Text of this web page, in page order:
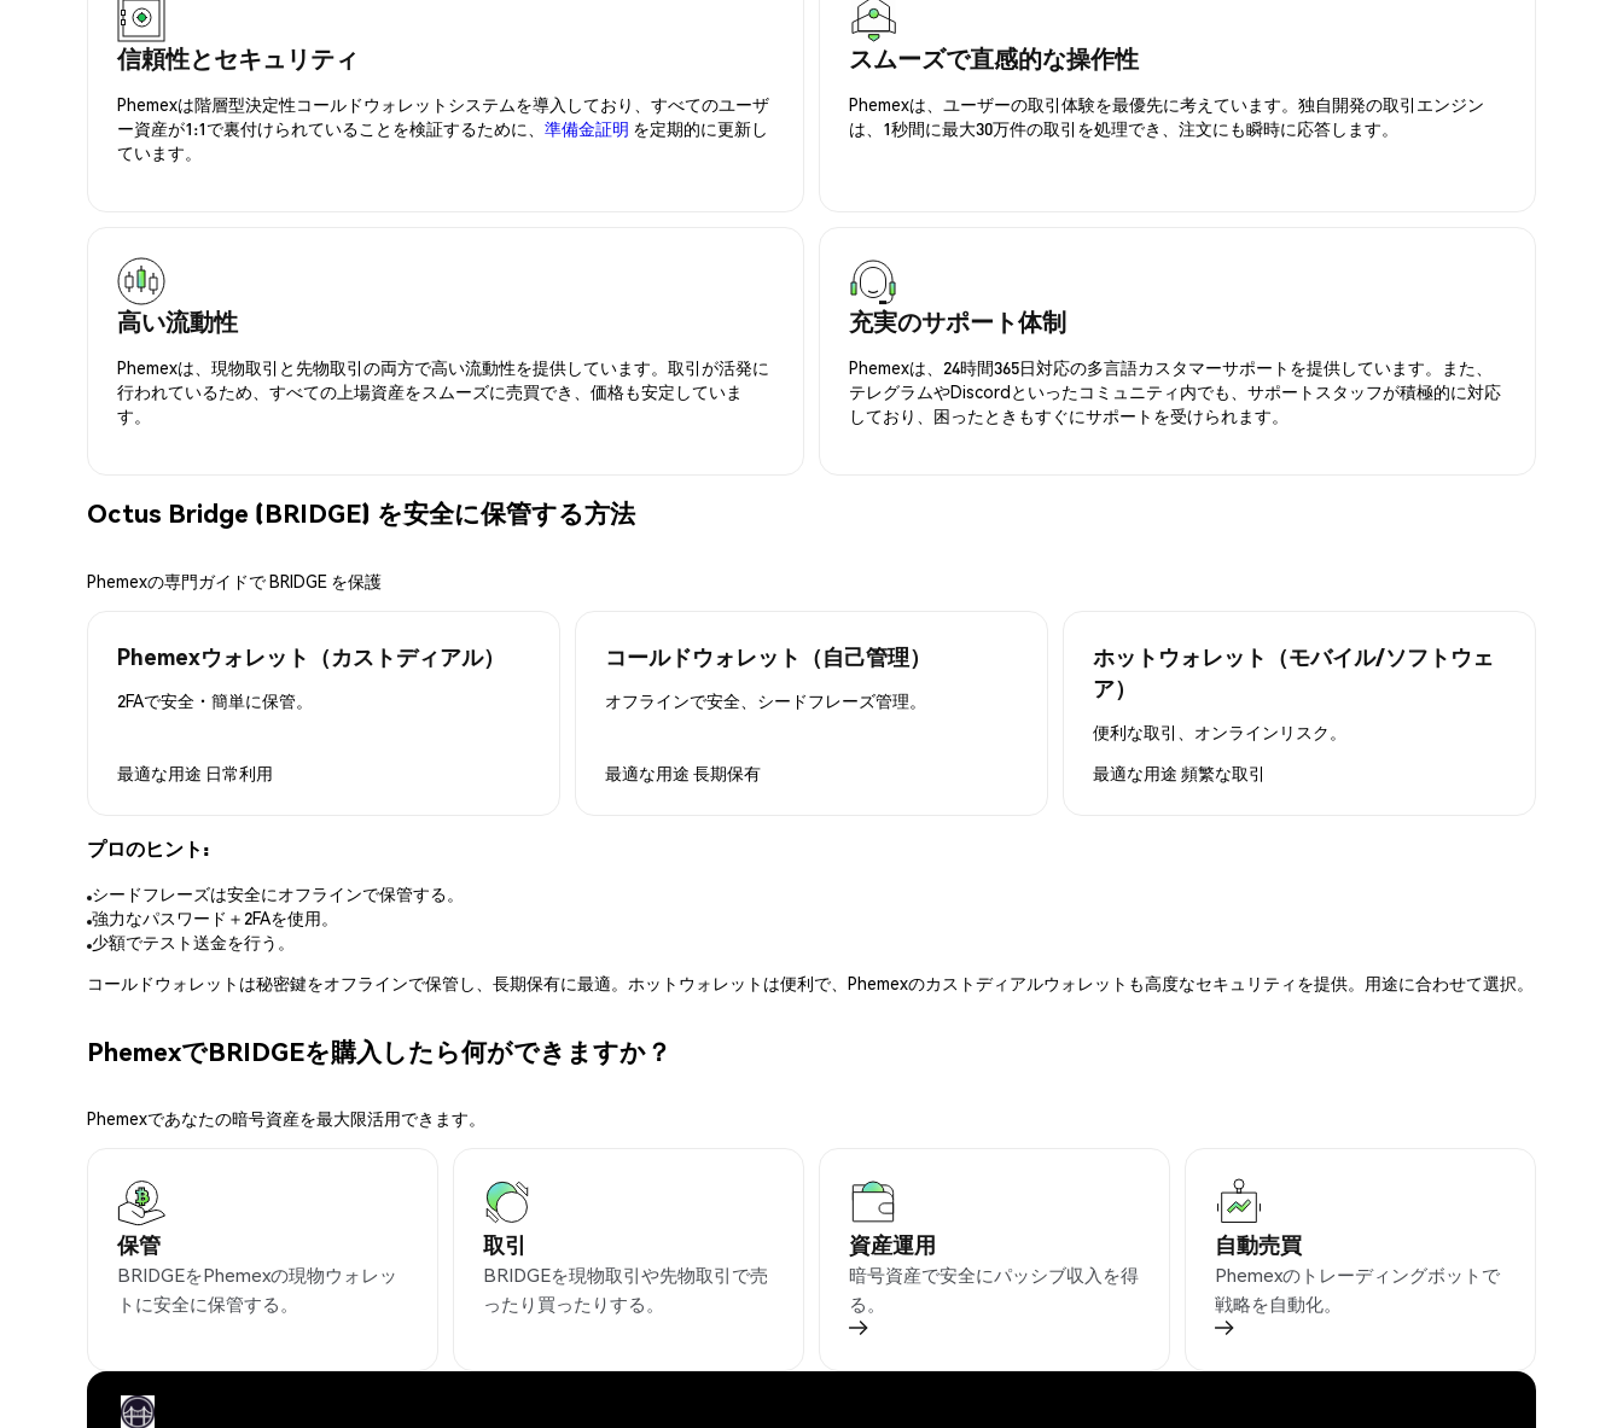
信頼性とセキュリティ
Phemexは階層型決定性コールドウォレットシステムを導入しており、すべてのユーザ
ー資産が1:1で裏付けられていることを検証するために、 準備金証明 を定期的に更新し
ています。
スムーズで直感的な操作性
Phemexは、ユーザーの取引体験を最優先に考えています。独自開発の取引エンジン
は、1秒間に最大30万件の取引を処理でき、注文にも瞬時に応答します。
高い流動性
Phemexは、現物取引と先物取引の両方で高い流動性を提供しています。取引が活発に
行われているため、すべての上場資産をスムーズに売買でき、価格も安定していま
す。
充実のサポート体制
Phemexは、24時間365日対応の多言語カスタマーサポートを提供しています。また、
テレグラムやDiscordといったコミュニティ内でも、サポートスタッフが積極的に対応
しており、困ったときもすぐにサポートを受けられます。
Octus Bridge (BRIDGE) を安全に保管する方法
Phemexの専門ガイドで BRIDGE を保護
Phemexウォレット（カストディアル）
2FAで安全・簡単に保管。
最適な用途 日常利用
コールドウォレット（自己管理）
オフラインで安全、シードフレーズ管理。
最適な用途 長期保有
ホットウォレット（モバイル/ソフトウェ
ア）
便利な取引、オンラインリスク。
最適な用途 頻繁な取引
プロのヒント:
シードフレーズは安全にオフラインで保管する。
強力なパスワード＋2FAを使用。
少額でテスト送金を行う。
コールドウォレットは秘密鍵をオフラインで保管し、長期保有に最適。ホットウォレットは便利で、Phemexのカストディアルウォレットも高度なセキュリティを提供。用途に合わせて選択。
PhemexでBRIDGEを購入したら何ができますか？
Phemexであなたの暗号資産を最大限活用できます。
保管
BRIDGEをPhemexの現物ウォレッ
トに安全に保管する。
取引
BRIDGEを現物取引や先物取引で売
ったり買ったりする。
資産運用
暗号資産で安全にパッシブ収入を得
る。
自動売買
Phemexのトレーディングボットで
戦略を自動化。